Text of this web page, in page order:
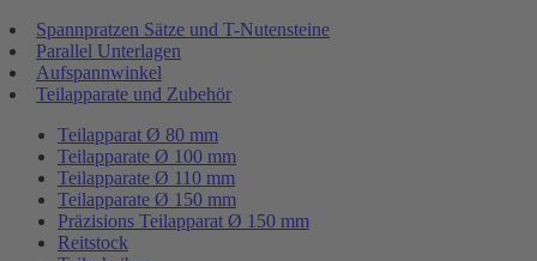
Spannpratzen Sätze und T-Nutensteine
Parallel Unterlagen
Aufspannwinkel
Teilapparate und Zubehör
Teilapparat Ø 80 mm
Teilapparate Ø 100 mm
Teilapparate Ø 110 mm
Teilapparate Ø 150 mm
Präzisions Teilapparat Ø 150 mm
Reitstock